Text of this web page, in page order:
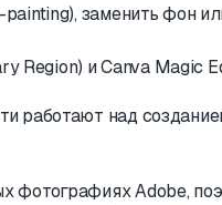
заменить фон
Region) и Canva Magic
работают над
фотографиях Adobe,